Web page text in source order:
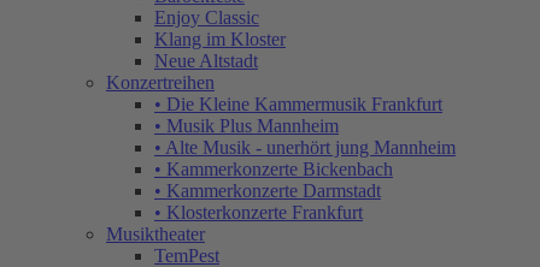
Enjoy Classic
Klang im Kloster
Neue Altstadt
Konzertreihen
• Die Kleine Kammermusik Frankfurt
• Musik Plus Mannheim
• Alte Musik - unerhört jung Mannheim
• Kammerkonzerte Bickenbach
• Kammerkonzerte Darmstadt
• Klosterkonzerte Frankfurt
Musiktheater
TemPest